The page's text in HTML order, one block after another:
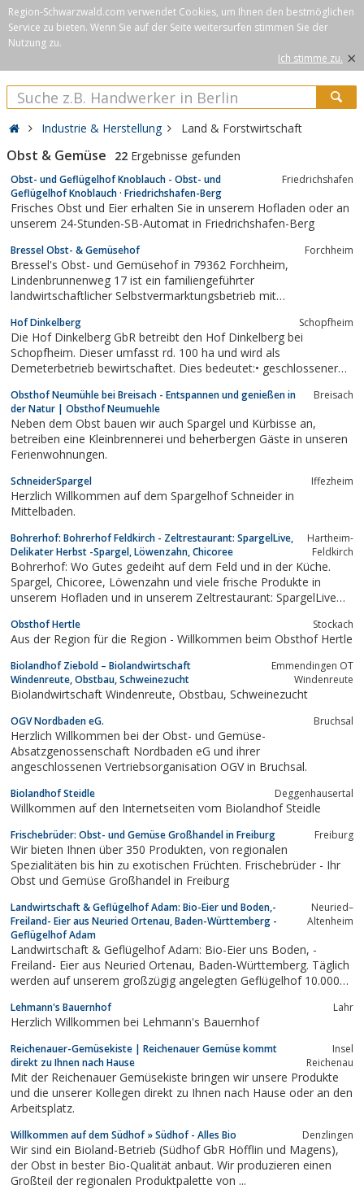
Region-Schwarzwald.com verwendet Cookies, um Ihnen den bestmöglichen
Service zu bieten. Wenn Sie auf der Seite weitersurfen stimmen Sie der
Nutzung zu.
Ich stimme zu. ×
Industrie & Herstellung Land & Forstwirtschaft
Obst & Gemüse 22 Ergebnisse gefunden
Obst- und Geflügelhof Knoblauch - Obst- und
Geflügelhof Knoblauch · Friedrichshafen-Berg
Friedrichshafen
Frisches Obst und Eier erhalten Sie in unserem Hofladen oder an
unserem 24-Stunden-SB-Automat in Friedrichshafen-Berg
Bressel Obst- & Gemüsehof Forchheim
Bressel's Obst- und Gemüsehof in 79362 Forchheim,
Lindenbrunnenweg 17 ist ein familiengeführter
landwirtschaftlicher Selbstvermarktungsbetrieb mit
Hof Dinkelberg Schopfheim
Die Hof Dinkelberg GbR betreibt den Hof Dinkelberg bei
Schopfheim. Dieser umfasst rd. 100 ha und wird als
Demeterbetrieb bewirtschaftet. Dies bedeutet:• geschlossener
Spritzmittel• kein Einsatz von Gentechnik• artgerechte
Tierhaltung• Anwendung der...
Obsthof Neumühle bei Breisach - Entspannen und genießen in
der Natur | Obsthof Neumuehle
Breisach
Neben dem Obst bauen wir auch Spargel und Kürbisse an,
betreiben eine Kleinbrennerei und beherbergen Gäste in unseren
Ferienwohnungen.
SchneiderSpargel Iffezheim
Herzlich Willkommen auf dem Spargelhof Schneider in
Mittelbaden.
Bohrerhof: Bohrerhof Feldkirch - Zeltrestaurant: SpargelLive,
Delikater Herbst -Spargel, Löwenzahn, Chicoree
Hartheim-
Feldkirch
Bohrerhof: Wo Gutes gedeiht auf dem Feld und in der Küche.
Spargel, Chicoree, Löwenzahn und viele frische Produkte in
unserem Hofladen und in unserem Zeltrestaurant: SpargelLive
Obsthof Hertle Stockach
Aus der Region für die Region - Willkommen beim Obsthof Hertle
Biolandhof Ziebold – Biolandwirtschaft
Windenreute, Obstbau, Schweinezucht
Emmendingen OT
Windenreute
Biolandwirtschaft Windenreute, Obstbau, Schweinezucht
OGV Nordbaden eG. Bruchsal
Herzlich Willkommen bei der Obst- und Gemüse-
Absatzgenossenschaft Nordbaden eG und ihrer
angeschlossenen Vertriebsorganisation OGV in Bruchsal.
Biolandhof Steidle Deggenhausertal
Willkommen auf den Internetseiten vom Biolandhof Steidle
Frischebrüder: Obst- und Gemüse Großhandel in Freiburg Freiburg
Wir bieten Ihnen über 350 Produkten, von regionalen
Spezialitäten bis hin zu exotischen Früchten. Frischebrüder - Ihr
Obst und Gemüse Großhandel in Freiburg
Landwirtschaft & Geflügelhof Adam: Bio-Eier und Boden,-
Freiland- Eier aus Neuried Ortenau, Baden-Württemberg -
Geflügelhof Adam
Neuried–
Altenheim
Landwirtschaft & Geflügelhof Adam: Bio-Eier uns Boden, -
Freiland- Eier aus Neuried Ortenau, Baden-Württemberg. Täglich
werden auf unserem großzügig angelegten Geflügelhof 10.000
konventioneller Bodenhaltung, Freilandhaltung sowie auch Bio-
Eier unseres Rohrburger Bio...
Lehmann's Bauernhof Lahr
Herzlich Willkommen bei Lehmann's Bauernhof
Reichenauer-Gemüsekiste | Reichenauer Gemüse kommt
direkt zu Ihnen nach Hause
Insel
Reichenau
Mit der Reichenauer Gemüsekiste bringen wir unsere Produkte
und die unserer Kollegen direkt zu Ihnen nach Hause oder an den
Arbeitsplatz.
Willkommen auf dem Südhof » Südhof - Alles Bio Denzlingen
Wir sind ein Bioland-Betrieb (Südhof GbR Höfflin und Magens),
der Obst in bester Bio-Qualität anbaut. Wir produzieren einen
Großteil der regionalen Produktpalette von ...